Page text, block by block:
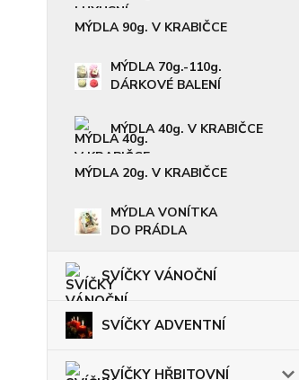
MÝDLA 90g. V KRABIČCE
MÝDLA 70g.-110g.
DÁRKOVÉ BALENÍ
MÝDLA 40g. V KRABIČCE
MÝDLA 20g. V KRABIČCE
MÝDLA VONÍTKA
DO PRÁDLA
SVÍČKY VÁNOČNÍ
SVÍČKY ADVENTNÍ
SVÍČKY HŘBITOVNÍ